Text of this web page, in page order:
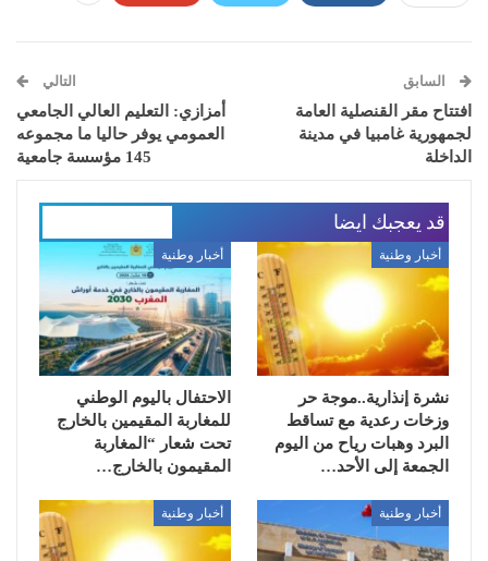
السابق
افتتاح مقر القنصلية العامة
لجمهورية غامبيا في مدينة
الداخلة
التالي
أمزازي: التعليم العالي الجامعي
العمومي يوفر حاليا ما مجموعه
145 مؤسسة جامعية
قد يعجبك ايضا
أخبار وطنية
نشرة إنذارية..موجة حر
وزخات رعدية مع تساقط
البرد وهبات رياح من اليوم
الجمعة إلى الأحد…
أخبار وطنية
الاحتفال باليوم الوطني
للمغاربة المقيمين بالخارج
تحت شعار “المغاربة
المقيمون بالخارج…
أخبار وطنية أخبار وطنية